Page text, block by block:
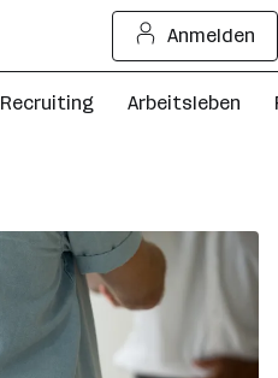
Anmelden
Recruiting Arbeitsleben